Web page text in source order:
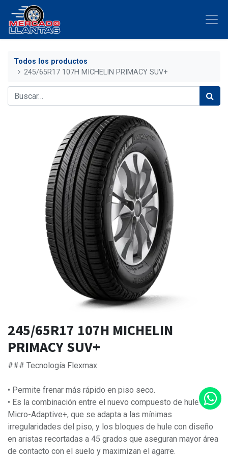
Todos los productos
245/65R17 107H MICHELIN PRIMACY SUV+
245/65R17 107H MICHELIN
PRIMACY SUV+
### Tecnología Flexmax
• Permite frenar más rápido en piso seco.
• Es la combinación entre el nuevo compuesto de hule
Micro-Adaptive+, que se adapta a las mínimas
irregularidades del piso, y los bloques de hule con diseño
en aristas recortadas a 45 grados que aseguran mayor área
de contacto con el suelo y maximizan el agarre.